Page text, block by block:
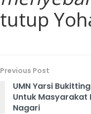
tutup
Previous Post
UMN Yarsi
Untuk Masyarakat
Nagari